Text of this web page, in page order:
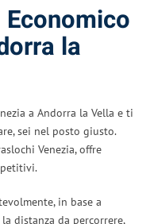
la
a Andorra la Vella e ti
sei nel posto giusto.
Venezia, offre
in base a
distanza da percorrere,